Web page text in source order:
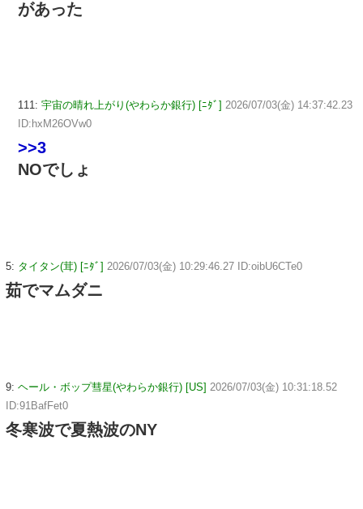
があった
111: 宇宙の晴れ上がり(やわらか銀行) [ﾆﾀﾞ] 2026/07/03(金) 14:37:42.23
ID:hxM26OVw0
>>3
NOでしょ
5: タイタン(茸) [ﾆﾀﾞ] 2026/07/03(金) 10:29:46.27 ID:oibU6CTe0
茹でマムダニ
9: ヘール・ボップ彗星(やわらか銀行) [US] 2026/07/03(金) 10:31:18.52
ID:91BafFet0
冬寒波で夏熱波のNY